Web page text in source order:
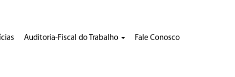
Auditoria-Fiscal do Trabalho Fale Conosco